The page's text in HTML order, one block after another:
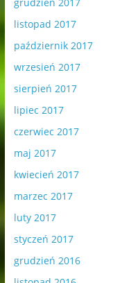
grudzień 2017
listopad 2017
październik 2017
wrzesień 2017
sierpień 2017
lipiec 2017
czerwiec 2017
maj 2017
kwiecień 2017
marzec 2017
luty 2017
styczeń 2017
grudzień 2016